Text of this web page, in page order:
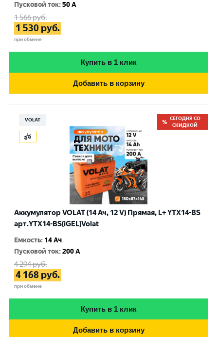
Пусковой ток:50 A
1 566руб.
1 530 руб.
при обмене
Купить в 1 клик
Добавить в корзину
VOLAT
СЕГОДНЯ СО
СКИДКОЙ
Аккумулятор VOLAT (14 Ач, 12 V) Прямая, L+ YTX14-BS
арт.YTX14-BS(iGEL)Volat
Емкость: 14 Ач
Пусковой ток:200 A
4 294руб.
4 168 руб.
при обмене
Купить в 1 клик
Добавить в корзину